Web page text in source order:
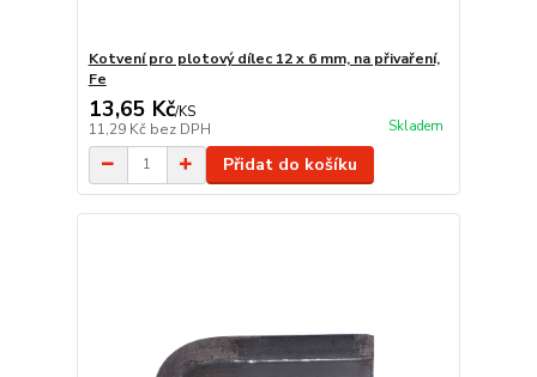
Kotvení pro plotový dílec 12 x 6 mm, na přivaření,
Fe
13,65 Kč/KS
11,29 Kč bez DPH Skladem
Přidat do košíku